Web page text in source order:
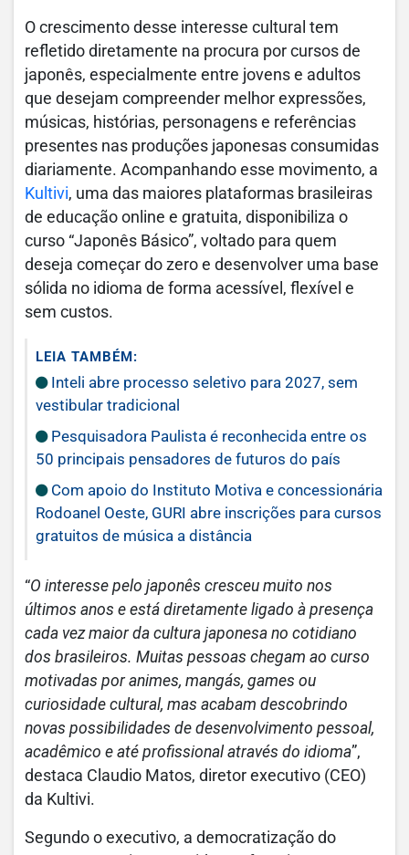
O crescimento desse interesse cultural tem
refletido diretamente na procura por cursos de
japonês, especialmente entre jovens e adultos
que desejam compreender melhor expressões,
músicas, histórias, personagens e referências
presentes nas produções japonesas consumidas
diariamente. Acompanhando esse movimento, a
Kultivi, uma das maiores plataformas brasileiras
de educação online e gratuita, disponibiliza o
curso “Japonês Básico”, voltado para quem
deseja começar do zero e desenvolver uma base
sólida no idioma de forma acessível, flexível e
sem custos.
LEIA TAMBÉM:
Inteli abre processo seletivo para 2027, sem
vestibular tradicional
Pesquisadora Paulista é reconhecida entre os
50 principais pensadores de futuros do país
Com apoio do Instituto Motiva e concessionária
Rodoanel Oeste, GURI abre inscrições para cursos
gratuitos de música a distância
“O interesse pelo japonês cresceu muito nos
últimos anos e está diretamente ligado à presença
cada vez maior da cultura japonesa no cotidiano
dos brasileiros. Muitas pessoas chegam ao curso
motivadas por animes, mangás, games ou
curiosidade cultural, mas acabam descobrindo
novas possibilidades de desenvolvimento pessoal,
acadêmico e até profissional através do idioma”,
destaca Claudio Matos, diretor executivo (CEO)
da Kultivi.
Segundo o executivo, a democratização do